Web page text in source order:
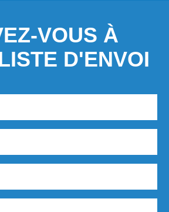
VOUS À
D'ENVOI